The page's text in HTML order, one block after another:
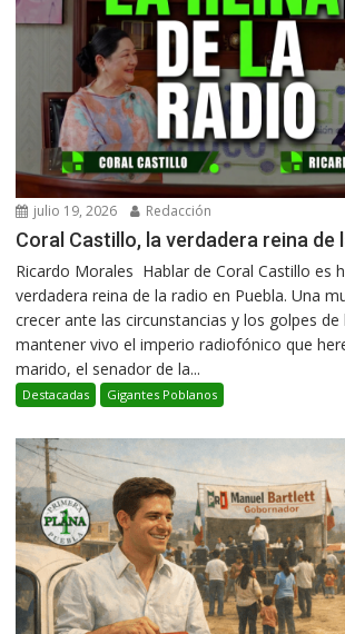
julio 19, 2026 Redacción
Coral Castillo, la verdadera reina de
Ricardo Morales Hablar de Coral Castillo es
verdadera reina de la radio en Puebla. Una
crecer ante las circunstancias y los golpes de
mantener vivo el imperio radiofónico que
marido, el senador de la...
Destacadas Gigantes Poblanos